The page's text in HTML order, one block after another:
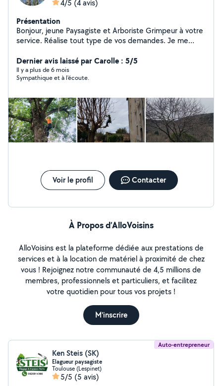
4/5 (4 avis)
Présentation
Bonjour, jeune Paysagiste et Arboriste Grimpeur à votre
service. Réalise tout type de vos demandes. Je me
Entretien et petites créations de jardin(taille, tonte,
désherbage, créations de massif, plantation). -Taille
d'arbre en tête de chat, relever de couronne, bois
d'arbre. -Diagnostic de votre arbre
Dernier avis laissé par Carolle : 5/5
Il y a plus de 6 mois
Sympathique et à l'écoute.
Voir le profil Contacter
À Propos d’AlloVoisins
AlloVoisins est la plateforme dédiée aux prestations de
services et à la location de matériel à proximité de chez
vous ! Rejoignez notre communauté de 4,5 millions de
membres, professionnels et particuliers, et facilitez
votre quotidien pour tous vos projets !
M'inscrire
Auto-entrepreneur
Ken Steis (SK)
Elagueur paysagiste
Toulouse (Lespinet)
5/5 (5 avis)